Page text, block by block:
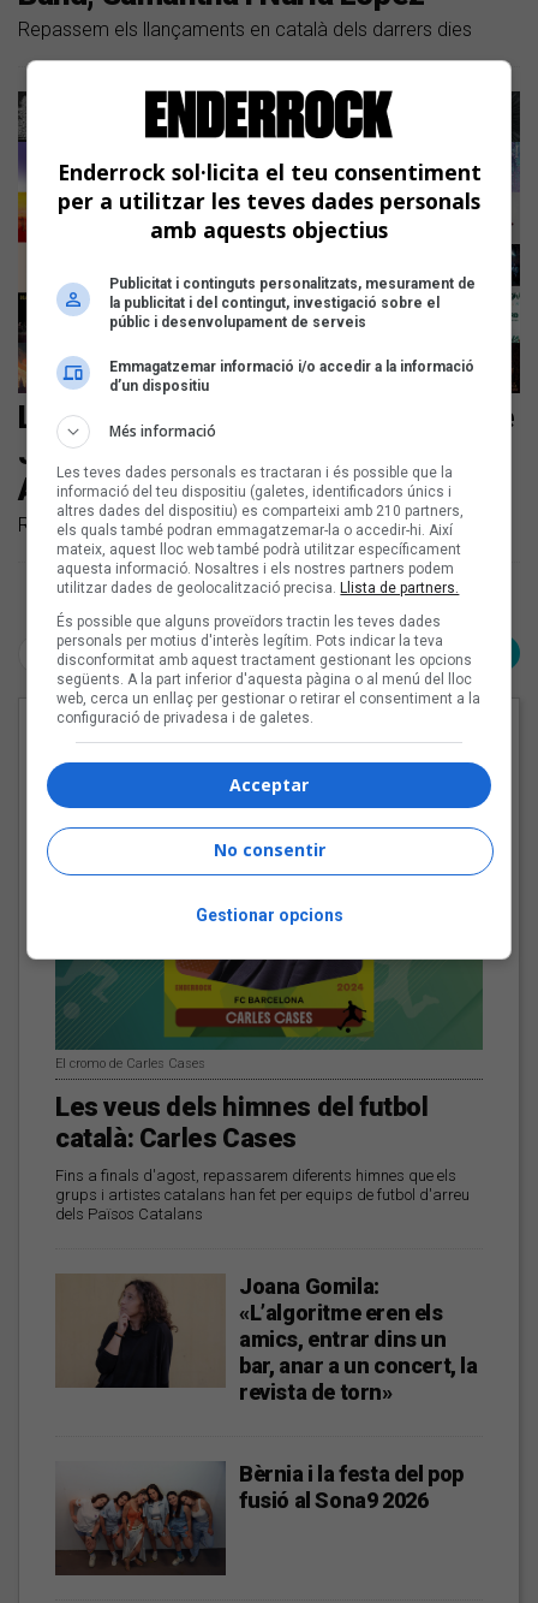
Repassem els llançaments en català dels darrers dies
Les noves cançons en català són de
Julieta, Joan Garriga, Maluks,
Amulet i Xicu
Repassem els llançaments en català dels darrers dies
Pàgina 1 de 1
< Anterior Següent >
EN PORTADA
El cromo de Carles Cases
Les veus dels himnes del futbol
català: Carles Cases
Fins a finals d'agost, repassarem diferents himnes que els
grups i artistes catalans han fet per equips de futbol d'arreu
dels Països Catalans
Joana Gomila:
«L’algoritme eren els
amics, entrar dins un
bar, anar a un concert, la
revista de torn»
Bèrnia i la festa del pop
fusió al Sona9 2026
Enderrock sol·licita el teu consentiment
per a utilitzar les teves dades personals
amb aquests objectius
Publicitat i continguts personalitzats, mesurament de
la publicitat i del contingut, investigació sobre el
públic i desenvolupament de serveis
Emmagatzemar informació i/o accedir a la informació
d’un dispositiu
Més informació
Les teves dades personals es tractaran i és possible que la
informació del teu dispositiu (galetes, identificadors únics i
altres dades del dispositiu) es comparteixi amb 210 partners,
els quals també podran emmagatzemar-la o accedir-hi. Així
mateix, aquest lloc web també podrà utilitzar específicament
aquesta informació. Nosaltres i els nostres partners podem
utilitzar dades de geolocalització precisa.Llista de partners.
És possible que alguns proveïdors tractin les teves dades
personals per motius d'interès legítim. Pots indicar la teva
disconformitat amb aquest tractament gestionant les opcions
següents. A la part inferior d'aquesta pàgina o al menú del lloc
web, cerca un enllaç per gestionar o retirar el consentiment a la
configuració de privadesa i de galetes.
Acceptar
No consentir
Gestionar opcions